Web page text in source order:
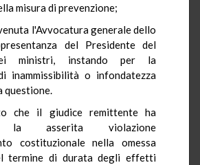
misura di prevenzione;
l'Avvocatura generale dello
del Presidente del
ministri, instando per la
inammissibilità o infondatezza
questione.
che il giudice remittente ha
la asserita violazione
costituzionale nella omessa
termine di durata degli effetti